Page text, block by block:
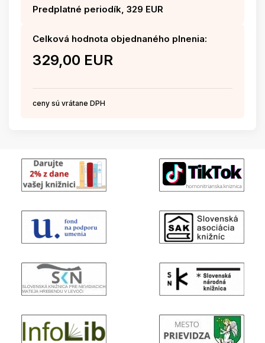
Predplatné periodík, 329 EUR
Celková hodnota objednaného plnenia:
329,00 EUR
ceny sú vrátane DPH